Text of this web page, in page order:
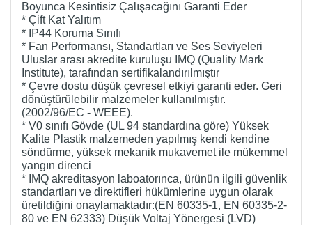
Boyunca Kesintisiz Çalışacağını Garanti Eder
* Çift Kat Yalıtım
* IP44 Koruma Sınıfı
* Fan Performansı, Standartları ve Ses Seviyeleri
Uluslar arası akredite kuruluşu IMQ (Quality Mark
Institute), tarafından sertifikalandırılmıştır
* Çevre dostu düşük çevresel etkiyi garanti eder. Geri
dönüştürülebilir malzemeler kullanılmıştır.
(2002/96/EC - WEEE).
* V0 sınıfı Gövde (UL 94 standardına göre) Yüksek
Kalite Plastik malzemeden yapılmış kendi kendine
söndürme, yüksek mekanik mukavemet ile mükemmel
yangın direnci
* IMQ akreditasyon laboatorınca, ürünün ilgili güvenlik
standartları ve direktifleri hükümlerine uygun olarak
üretildiğini onaylamaktadır:(EN 60335-1, EN 60335-2-
80 ve EN 62333) Düşük Voltaj Yönergesi (LVD)